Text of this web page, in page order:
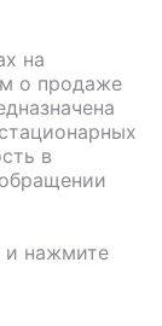
на
о продаже
в
и нажмите